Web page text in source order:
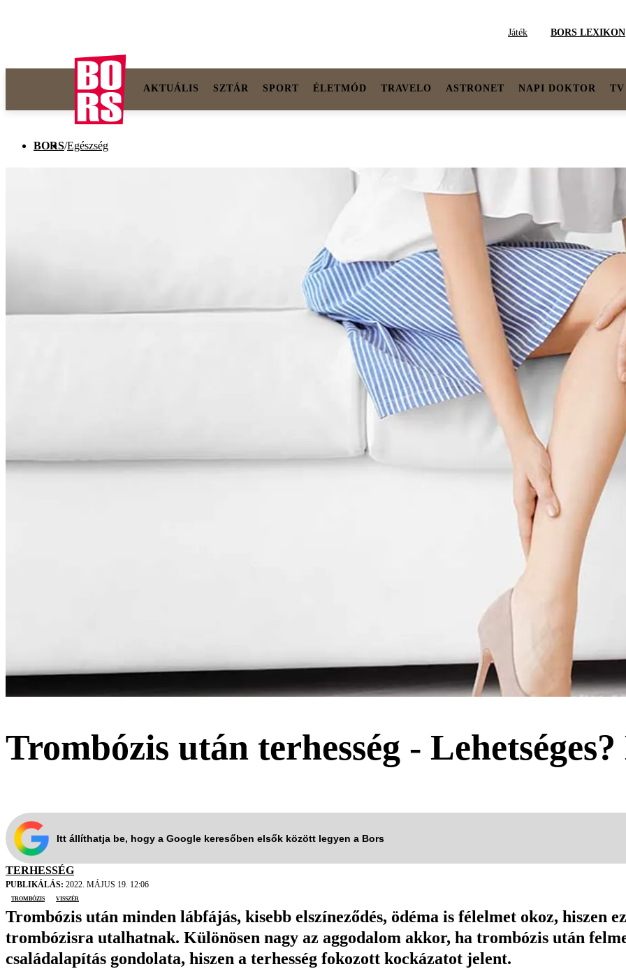
Játék BORS LEXIKON
AKTUÁLIS SZTÁR SPORT ÉLETMÓD TRAVELO ASTRONET NAPI DOKTOR TV
BORS/Egészség
Trombózis után terhesség -
Itt állíthatja be, hogy a Google keresőben elsők között legyen a Bors
TERHESSÉG
PUBLIKÁLÁS: 2022. MÁJUS 19. 12:06
trombózis
visszér
Trombózis után minden lábfájás, kisebb elszíneződés, ödéma is félelmet okoz, hiszen
trombózisra utalhatnak. Különösen nagy az aggodalom akkor, ha trombózis után
családalapítás gondolata, hiszen a terhesség fokozott kockázatot jelent.